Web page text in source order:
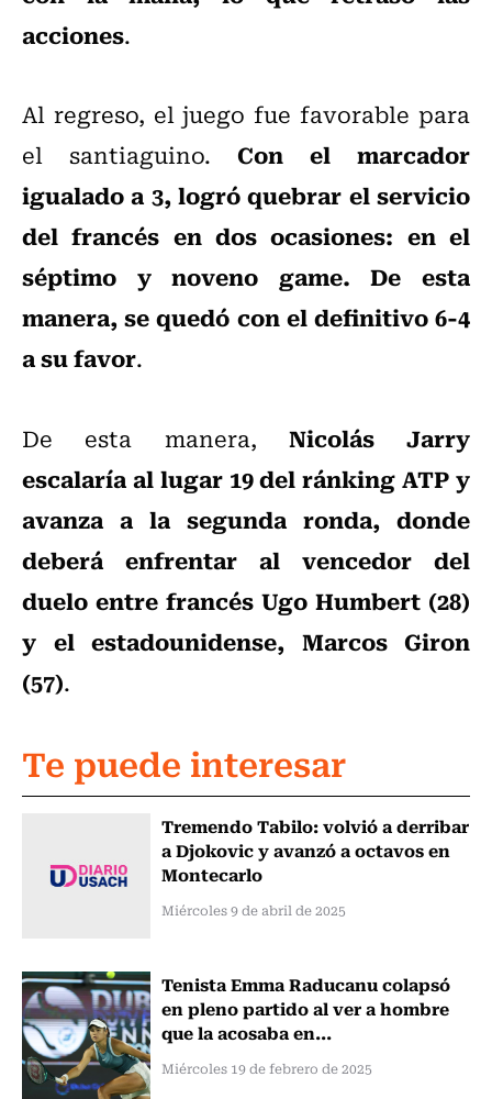
acciones.
Al regreso, el juego fue favorable para
el santiaguino. Con el marcador
igualado a 3, logró quebrar el servicio
del francés en dos ocasiones: en el
séptimo y noveno game. De esta
manera, se quedó con el definitivo 6-4
a su favor.
De esta manera, Nicolás Jarry
escalaría al lugar 19 del ránking ATP y
avanza a la segunda ronda, donde
deberá enfrentar al vencedor del
duelo entre francés Ugo Humbert (28)
y el estadounidense, Marcos Giron
(57).
Te puede interesar
Tremendo Tabilo: volvió a derribar
a Djokovic y avanzó a octavos en
Montecarlo
Miércoles 9 de abril de 2025
Tenista Emma Raducanu colapsó
en pleno partido al ver a hombre
que la acosaba en...
Miércoles 19 de febrero de 2025